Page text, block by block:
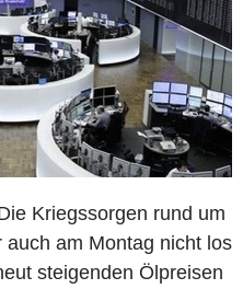
Kriegssorgen rund um
am Montag nicht los
steigenden Ölpreisen